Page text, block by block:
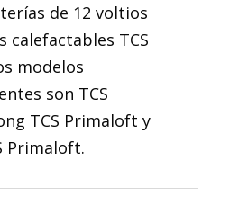
de 12 voltios
calefactables TCS
modelos
son TCS
TCS Primaloft y
Primaloft.